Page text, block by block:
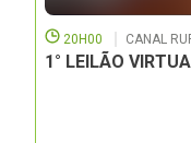
20H00 CANAL
1° LEILÃO